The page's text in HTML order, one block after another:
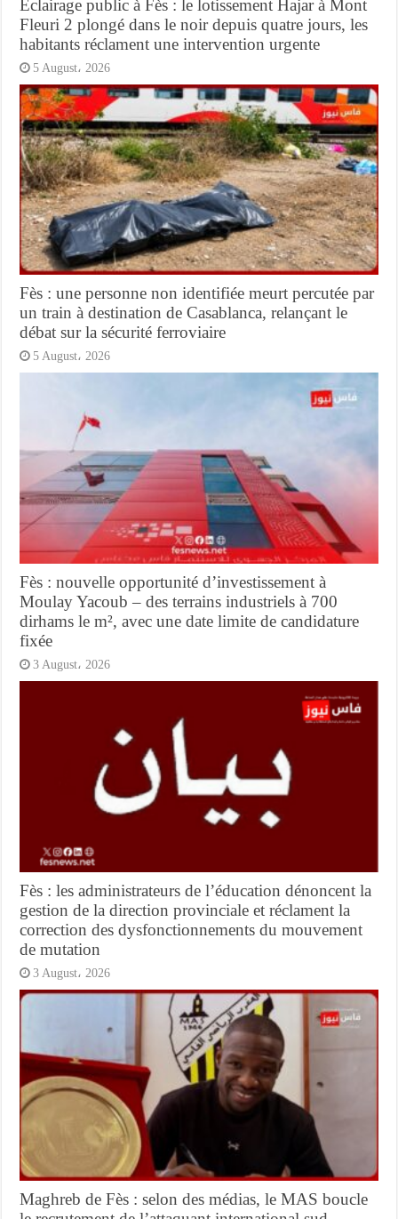
Éclairage public à Fès : le lotissement Hajar à Mont
Fleuri 2 plongé dans le noir depuis quatre jours, les
habitants réclament une intervention urgente
5 August، 2026
Fès : une personne non identifiée meurt percutée par
un train à destination de Casablanca, relançant le
débat sur la sécurité ferroviaire
5 August، 2026
Fès : nouvelle opportunité d’investissement à
Moulay Yacoub – des terrains industriels à 700
dirhams le m², avec une date limite de candidature
fixée
3 August، 2026
Fès : les administrateurs de l’éducation dénoncent la
gestion de la direction provinciale et réclament la
correction des dysfonctionnements du mouvement
de mutation
3 August، 2026
Maghreb de Fès : selon des médias, le MAS boucle